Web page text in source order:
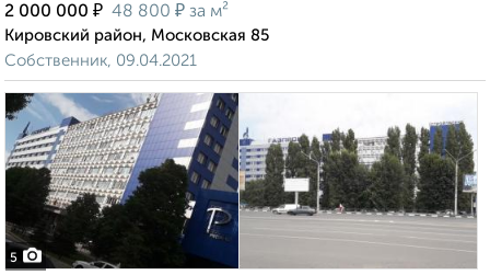
2 000 000 ₽ 48 800 ₽ за м²
Кировский район, Московская 85
Собственник, 09.04.2021
5